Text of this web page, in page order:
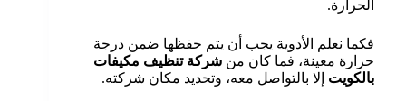
الحرارة.
فكما نعلم الأدوية يجب أن يتم حفظها ضمن درجة
حرارة معينة، فما كان من شركة تنظيف مكيفات
بالكويت إلا بالتواصل معه، وتحديد مكان شركته.